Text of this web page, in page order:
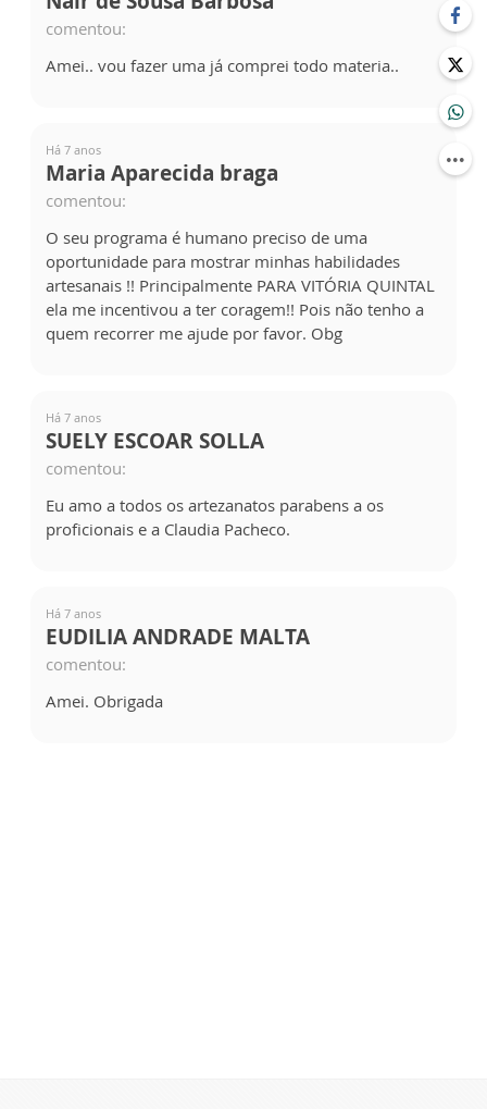
comentou:
Amei.. vou fazer uma já comprei todo materia..
Há 7 anos
Maria Aparecida braga
comentou:
O seu programa é humano preciso de uma
oportunidade para mostrar minhas habilidades
artesanais !! Principalmente PARA VITÓRIA QUINTAL
ela me incentivou a ter coragem!! Pois não tenho a
quem recorrer me ajude por favor. Obg
Há 7 anos
SUELY ESCOAR SOLLA
comentou:
Eu amo a todos os artezanatos parabens a os
proficionais e a Claudia Pacheco.
Há 7 anos
EUDILIA ANDRADE MALTA
comentou:
Amei. Obrigada